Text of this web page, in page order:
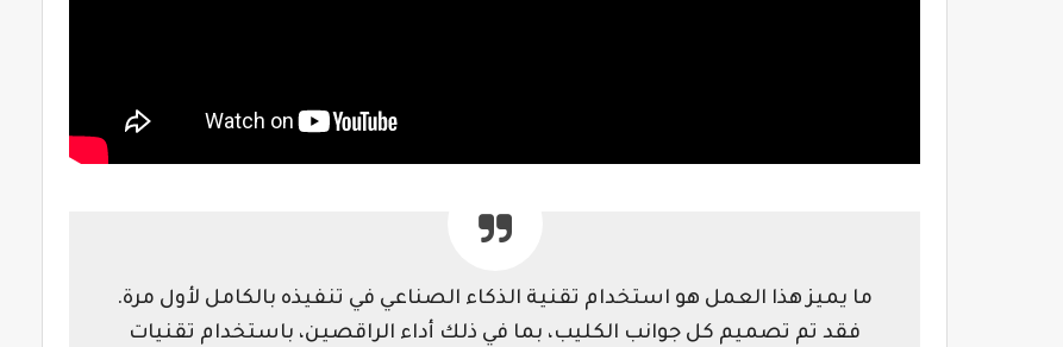
ما يميز هذا العمل هو استخدام تقنية الذكاء الصناعي في تنفيذه بالكامل لأول مرة.
فقد تم تصميم كل جوانب الكليب، بما في ذلك أداء الراقصين، باستخدام تقنيات